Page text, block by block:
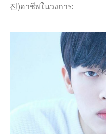
진)อาชีพในวงการ: